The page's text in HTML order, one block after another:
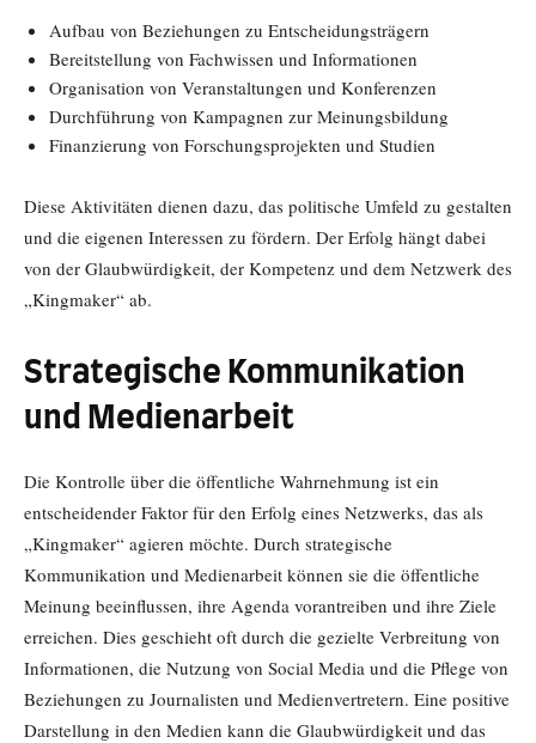
Aufbau von Beziehungen zu Entscheidungsträgern
Bereitstellung von Fachwissen und Informationen
Organisation von Veranstaltungen und Konferenzen
Durchführung von Kampagnen zur Meinungsbildung
Finanzierung von Forschungsprojekten und Studien
Diese Aktivitäten dienen dazu, das politische Umfeld zu gestalten
und die eigenen Interessen zu fördern. Der Erfolg hängt dabei
von der Glaubwürdigkeit, der Kompetenz und dem Netzwerk des
„Kingmaker“ ab.
Strategische Kommunikation
und Medienarbeit
Die Kontrolle über die öffentliche Wahrnehmung ist ein
entscheidender Faktor für den Erfolg eines Netzwerks, das als
„Kingmaker“ agieren möchte. Durch strategische
Kommunikation und Medienarbeit können sie die öffentliche
Meinung beeinflussen, ihre Agenda vorantreiben und ihre Ziele
erreichen. Dies geschieht oft durch die gezielte Verbreitung von
Informationen, die Nutzung von Social Media und die Pflege von
Beziehungen zu Journalisten und Medienvertretern. Eine positive
Darstellung in den Medien kann die Glaubwürdigkeit und das